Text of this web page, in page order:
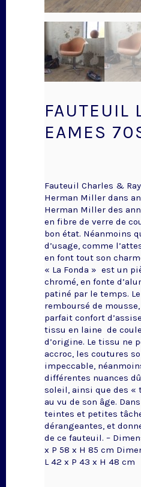
FAUTEUIL
EAMES
Fauteuil Charles &
Herman Miller dans
Herman Miller des
en fibre de verre de
bon état. Néanmoins
d’usage, comme
en font tout son
« La Fonda » est un
chromé, en fonte
patiné par le temps.
remboursé de
parfait confort
tissu en laine de
d’origine. Le tissu ne
accroc, les coutures
impeccable,
différentes nuances
soleil, ainsi que des «
au vu de son âge.
teintes et petites
dérangeantes, et
de ce fauteuil. –
x P 58 x H 85 cm
L 42 x P 43 x H 48 cm